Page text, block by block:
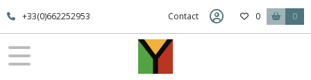
+33(0)662252953 Contact 0 0